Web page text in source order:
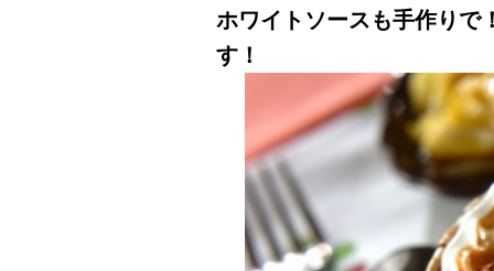
ホワイトソースも手作り
す！